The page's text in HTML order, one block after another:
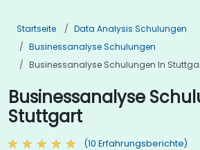
Startseite
Data Analysis Schulungen
Businessanalyse Schulungen
Businessanalyse Schulungen In
Businessanalyse
Stuttgart
(10 Erfahrungsberichte)